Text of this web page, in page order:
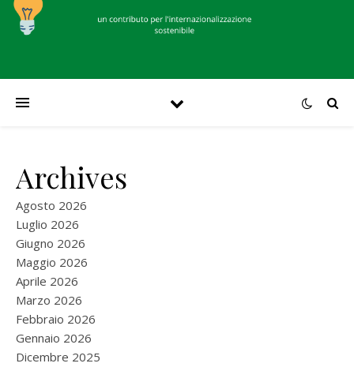
Archives
Agosto 2026
Luglio 2026
Giugno 2026
Maggio 2026
Aprile 2026
Marzo 2026
Febbraio 2026
Gennaio 2026
Dicembre 2025